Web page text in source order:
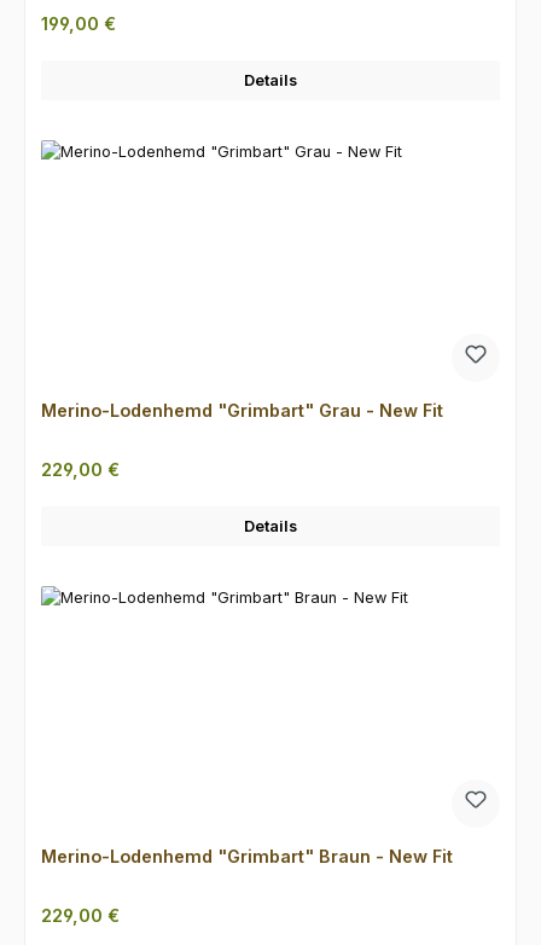
Regulärer Preis:
199,00 €
Details
Merino-Lodenhemd "Grimbart" Grau - New Fit
Regulärer Preis:
229,00 €
Details
Merino-Lodenhemd "Grimbart" Braun - New Fit
Regulärer Preis:
229,00 €